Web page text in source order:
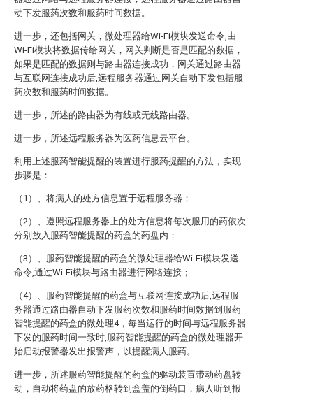
动下发服药次数和服药时间数据。
进一步，还包括网关，微处理器给Wi-Fi模块发送命令,由
Wi-Fi模块将数据传给网关，网关判断是否是匹配的数据，
如果是匹配的数据则与路由器连接成功，网关通过路由器
与互联网连接成功后,远程服务器通过网关自动下发包括服
药次数和服药时间数据。
进一步，所述的路由器为有线或无线路由器。
进一步，所述远程服务器为医药信息云平台。
利用上述服药智能提醒的装置进行服药提醒的方法，实现
步骤是：
（1）、将病人的处方信息置于远程服务器；
（2）、遵照远程服务器上的处方信息将每次服用的药依次
分别放入服药智能提醒的药盒的药盘内；
（3）、服药智能提醒的药盒的微处理器给Wi-Fi模块发送
命令,通过Wi-Fi模块与路由器进行网络连接；
（4）、服药智能提醒的药盒与互联网连接成功后,远程服
务器通过路由器自动下发服药次数和服药时间数据到服药
智能提醒的药盒的微处理4，每当运行的时间与远程服务器
下发的服药时间一致时,服药智能提醒的药盒的微处理器开
始启动报警器发出报警声，以提醒病人服药。
进一步，所述服药智能提醒的药盒的驱动装置带动药盘转
动，自动将药盘的放药格转到盒盖的倒药口，病人听到报